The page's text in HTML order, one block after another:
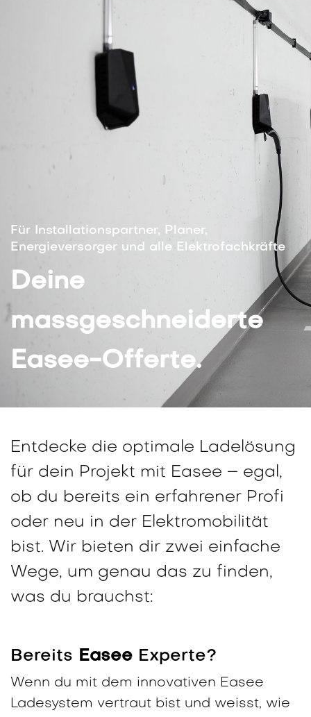
Für Installationspartner, Planer,
Energieversorger und alle Elektrofachkräfte
Deine
massgeschneiderte
Easee-Offerte.
Entdecke die optimale Ladelösung
für dein Projekt mit Easee – egal,
ob du bereits ein erfahrener Profi
oder neu in der Elektromobilität
bist. Wir bieten dir zwei einfache
Wege, um genau das zu finden,
was du brauchst:
Bereits Easee Experte?
Wenn du mit dem innovativen Easee
Ladesystem vertraut bist und weisst, wie